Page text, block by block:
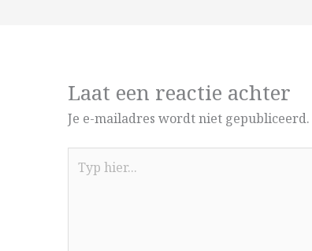
Laat een reactie achter
Je e-mailadres wordt niet gepubliceerd.
hier...